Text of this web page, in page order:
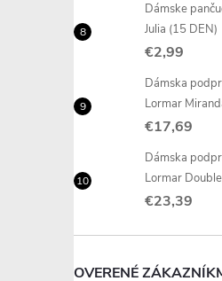
Dámske
Julia (15 DEN)
€2,99
Dámska
Lormar
€17,69
Dámska
Lormar
€23,39
OVERENÉ